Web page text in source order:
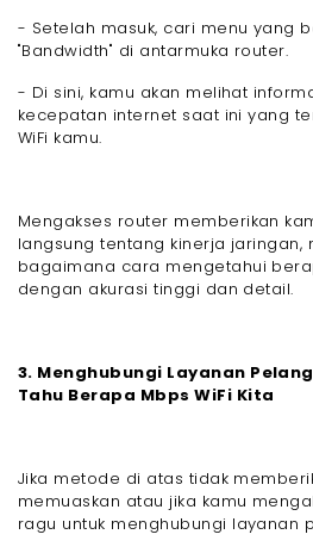
- Setelah masuk, cari menu yang
"Bandwidth" di antarmuka router.
- Di sini, kamu akan melihat
kecepatan internet saat ini yang
WiFi kamu.
Mengakses router memberikan
langsung tentang kinerja jaringan,
bagaimana cara mengetahui
dengan akurasi tinggi dan detail.
3. Menghubungi Layanan
Tahu Berapa Mbps WiFi Kita
Jika metode di atas tidak
memuaskan atau jika kamu
ragu untuk menghubungi layanan